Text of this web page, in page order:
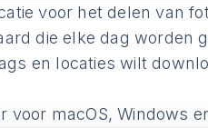
voor het delen van
die elke dag worden
en locaties wilt
voor macOS, Windows